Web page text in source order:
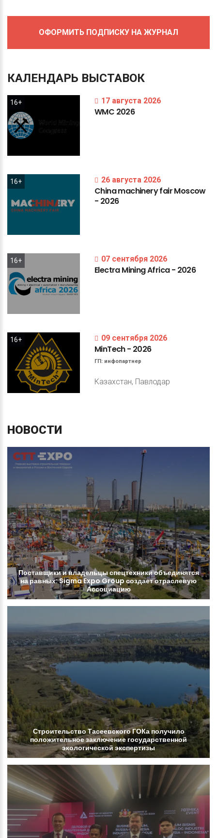
ОФОРМИТЬ ПОДПИСКУ НА ЖУРНАЛ
КАЛЕНДАРЬ ВЫСТАВОК
16+ 17 августа 2026
WMC 2026
16+ 26 августа 2026
ChinamachineryfairMoscow
- 2026
16+ 07 сентября 2026
ElectraMiningAfrica- 2026
16+ 09 сентября 2026
MinTech- 2026
ГП: инфопартнер
Казахстан, Павлодар
НОВОСТИ
Поставщикиивладельцы спецтехникиобъединятся
наравных:SigmaExpo Group создаетотраслевую
Ассоциацию
СтроительствоТасеевскогоГОКаполучило
положительноезаключение государственной
экологической экспертизы